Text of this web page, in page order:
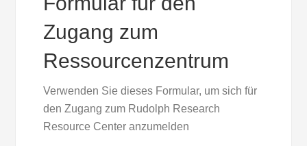
Zugang zum
Ressourcenzentrum
Verwenden Sie dieses Formular, um sich für
den Zugang zum Rudolph Research
Resource Center anzumelden